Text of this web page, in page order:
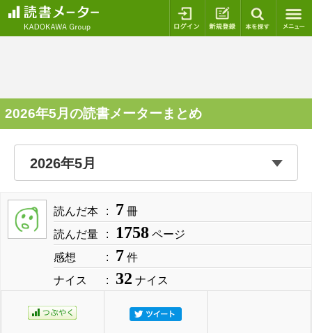
ログイン 新規登録
2026年5月の読書メーターまとめ
読んだ本 7 冊
読んだ量
1758 ページ
感想
7 件
ナイス
32 ナイス